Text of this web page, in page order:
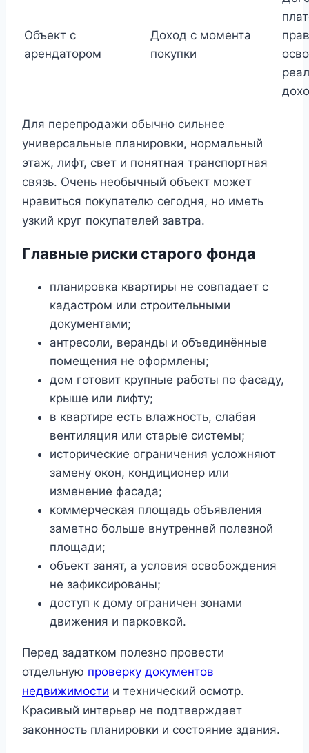
Объект с
арендатором
Доход с момента
покупки
Для перепродажи обычно сильнее
универсальные планировки, нормальный
этаж, лифт, свет и понятная транспортная
связь. Очень необычный объект может
нравиться покупателю сегодня, но иметь
узкий круг покупателей завтра.
Главные риски старого фонда
планировка квартиры не совпадает с
кадастром или строительными
документами;
антресоли, веранды и объединённые
помещения не оформлены;
дом готовит крупные работы по фасаду,
крыше или лифту;
в квартире есть влажность, слабая
вентиляция или старые системы;
исторические ограничения усложняют
замену окон, кондиционер или
изменение фасада;
коммерческая площадь объявления
заметно больше внутренней полезной
площади;
объект занят, а условия освобождения
не зафиксированы;
доступ к дому ограничен зонами
движения и парковкой.
Перед задатком полезно провести
отдельную проверку документов
недвижимости и технический осмотр.
Красивый интерьер не подтверждает
законность планировки и состояние здания.